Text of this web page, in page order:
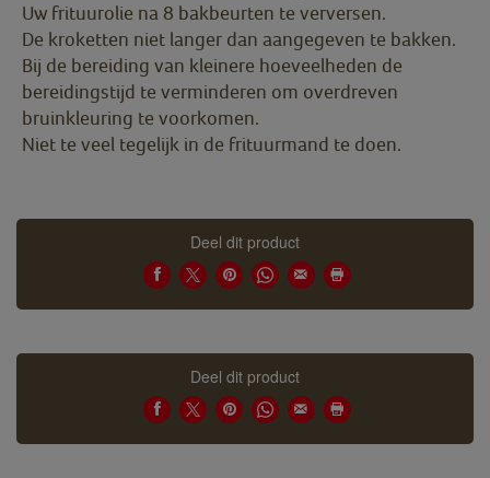
Uw frituurolie na 8 bakbeurten te verversen.
De kroketten niet langer dan aangegeven te bakken.
Bij de bereiding van kleinere hoeveelheden de
bereidingstijd te verminderen om overdreven
bruinkleuring te voorkomen.
Niet te veel tegelijk in de frituurmand te doen.
Deel dit product
Deel dit product